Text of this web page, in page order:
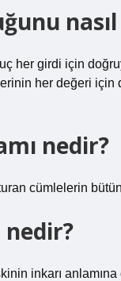
nasıl
her girdi için
her değeri için
nedir?
cümlelerin
nedir?
inkarı